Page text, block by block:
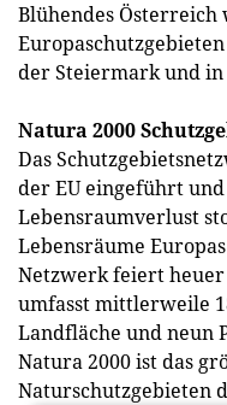
Blühendes
der Steiermark und
Natura 2000
Das
der EU eingeführt
Lebensraumverlust
Lebensräume
Netzwerk feiert heuer
umfasst mittlerweile
Landfläche und neun
Natura 2000 ist das
Naturschutzgebieten